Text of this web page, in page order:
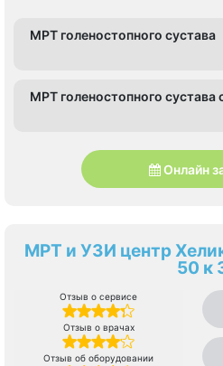
МРТ голеностопного сустава
МРТ голеностопного сустава
Онлайн
МРТ и УЗИ центр
50 к
Отзыв о сервисе
Отзыв о врачах
Отзыв об оборудовании